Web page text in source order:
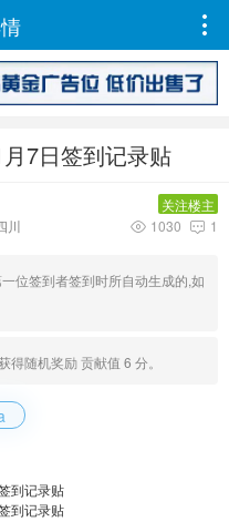

7日签到记录贴
关注楼主
川  1
 1030
位签到者签到时所自动生成的,如
得随机奖励 贡献值 6 分。
到记录贴
到记录贴